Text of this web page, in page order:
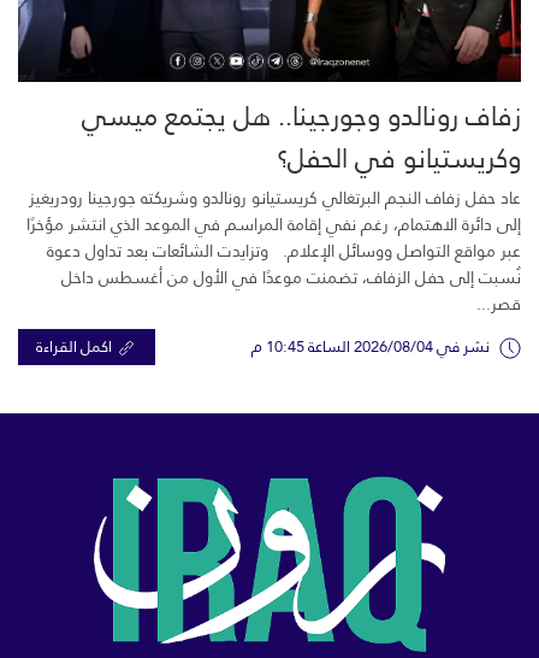
زفاف رونالدو وجورجينا.. هل يجتمع ميسي
وكريستيانو في الحفل؟
عاد حفل زفاف النجم البرتغالي كريستيانو رونالدو وشريكته جورجينا رودريغيز
إلى دائرة الاهتمام، رغم نفي إقامة المراسم في الموعد الذي انتشر مؤخرًا
عبر مواقع التواصل ووسائل الإعلام. وتزايدت الشائعات بعد تداول دعوة
نُسبت إلى حفل الزفاف، تضمنت موعدًا في الأول من أغسطس داخل
قصر...
نشر في 2026/08/04 الساعة 10:45 م اكمل القراءة